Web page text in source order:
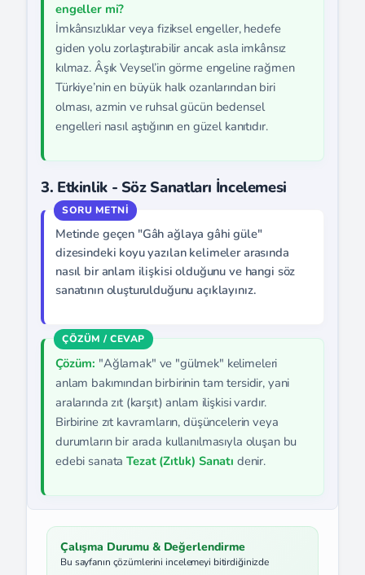
engeller mi?
İmkânsızlıklar veya fiziksel engeller, hedefe
giden yolu zorlaştırabilir ancak asla imkânsız
kılmaz. Âşık Veysel’in görme engeline rağmen
Türkiye’nin en büyük halk ozanlarından biri
olması, azmin ve ruhsal gücün bedensel
engelleri nasıl aştığının en güzel kanıtıdır.
3. Etkinlik - Söz Sanatları İncelemesi
Metinde geçen "Gâh ağlaya gâhi güle"
dizesindeki koyu yazılan kelimeler arasında
nasıl bir anlam ilişkisi olduğunu ve hangi söz
sanatının oluşturulduğunu açıklayınız.
Çözüm: "Ağlamak" ve "gülmek" kelimeleri
anlam bakımından birbirinin tam tersidir, yani
aralarında zıt (karşıt) anlam ilişkisi vardır.
Birbirine zıt kavramların, düşüncelerin veya
durumların bir arada kullanılmasıyla oluşan bu
edebi sanataTezat (Zıtlık) Sanatı denir.
Çalışma Durumu & Değerlendirme
Bu sayfanın çözümlerini incelemeyi bitirdiğinizde